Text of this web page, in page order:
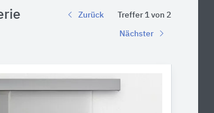
Zurück Treffer 1 von 2
Nächster